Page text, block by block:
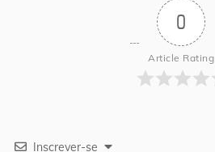
0
Article Rating
Inscrever-se